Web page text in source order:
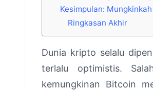
Kesimpulan:
Ringkasan Akhir
Dunia kripto selalu
terlalu optimistis.
kemungkinan Bitcoin